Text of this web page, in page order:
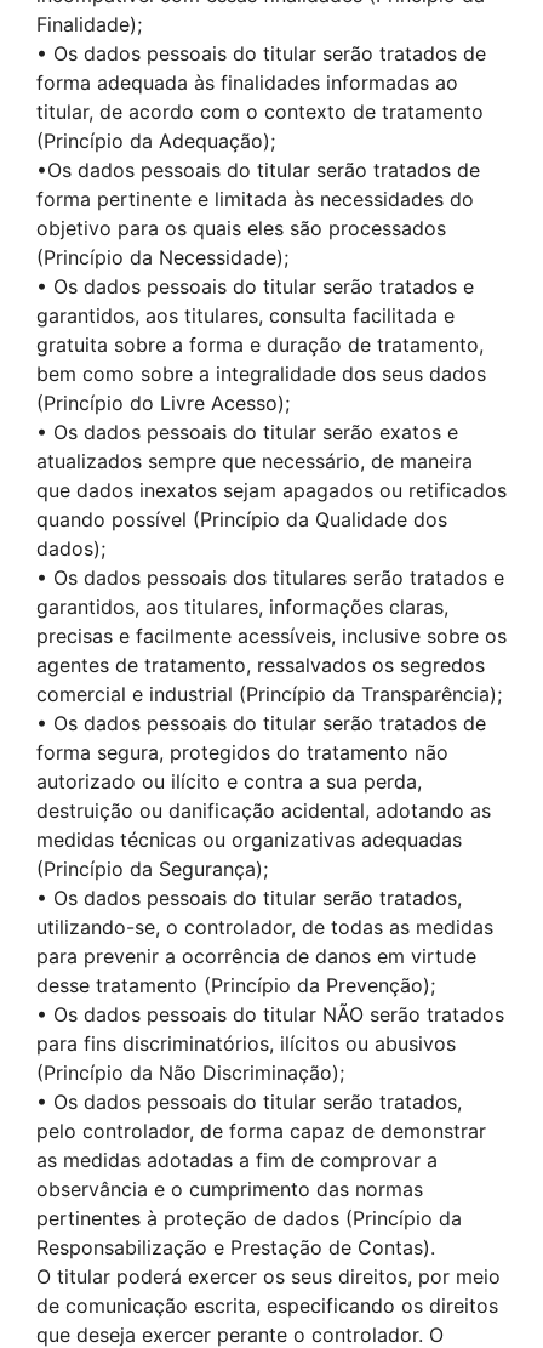
Finalidade);
• Os dados pessoais do titular serão tratados de
forma adequada às finalidades informadas ao
titular, de acordo com o contexto de tratamento
(Princípio da Adequação);
•Os dados pessoais do titular serão tratados de
forma pertinente e limitada às necessidades do
objetivo para os quais eles são processados
(Princípio da Necessidade);
• Os dados pessoais do titular serão tratados e
garantidos, aos titulares, consulta facilitada e
gratuita sobre a forma e duração de tratamento,
bem como sobre a integralidade dos seus dados
(Princípio do Livre Acesso);
• Os dados pessoais do titular serão exatos e
atualizados sempre que necessário, de maneira
que dados inexatos sejam apagados ou retificados
quando possível (Princípio da Qualidade dos
dados);
• Os dados pessoais dos titulares serão tratados e
garantidos, aos titulares, informações claras,
precisas e facilmente acessíveis, inclusive sobre os
agentes de tratamento, ressalvados os segredos
comercial e industrial (Princípio da Transparência);
• Os dados pessoais do titular serão tratados de
forma segura, protegidos do tratamento não
autorizado ou ilícito e contra a sua perda,
destruição ou danificação acidental, adotando as
medidas técnicas ou organizativas adequadas
(Princípio da Segurança);
• Os dados pessoais do titular serão tratados,
utilizando-se, o controlador, de todas as medidas
para prevenir a ocorrência de danos em virtude
desse tratamento (Princípio da Prevenção);
• Os dados pessoais do titular NÃO serão tratados
para fins discriminatórios, ilícitos ou abusivos
(Princípio da Não Discriminação);
• Os dados pessoais do titular serão tratados,
pelo controlador, de forma capaz de demonstrar
as medidas adotadas a fim de comprovar a
observância e o cumprimento das normas
pertinentes à proteção de dados (Princípio da
Responsabilização e Prestação de Contas).
O titular poderá exercer os seus direitos, por meio
de comunicação escrita, especificando os direitos
que deseja exercer perante o controlador. O